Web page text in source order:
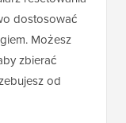
dostosować
Możesz
zbierać
od